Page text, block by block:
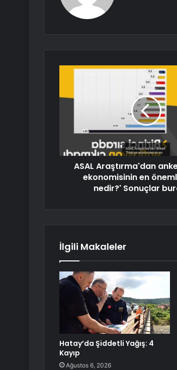
ASAL Araştırma'dan
ekonomisinin en
nedir?' Sonuçlar
İlgili Makaleler
Hatay’da Şiddetli Yağış: 4
Kayıp
Ağustos 6, 2026